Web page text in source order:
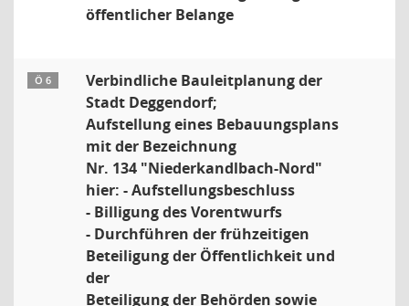
öffentlicher Belange
Ö 6
Verbindliche Bauleitplanung der
Stadt Deggendorf;
Aufstellung eines Bebauungsplans
mit der Bezeichnung
Nr. 134 "Niederkandlbach-Nord"
hier: - Aufstellungsbeschluss
- Billigung des Vorentwurfs
- Durchführen der frühzeitigen
Beteiligung der Öffentlichkeit und
der
Beteiligung der Behörden sowie